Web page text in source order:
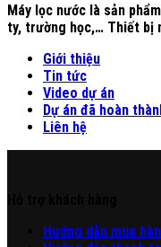
Máy lọc nước là sản
ty, trường học,… Thiết bị
Giới thiệu
Tin tức
Video dự án
Dự án đã hoàn
Liên hệ
Hướng dẫn mua